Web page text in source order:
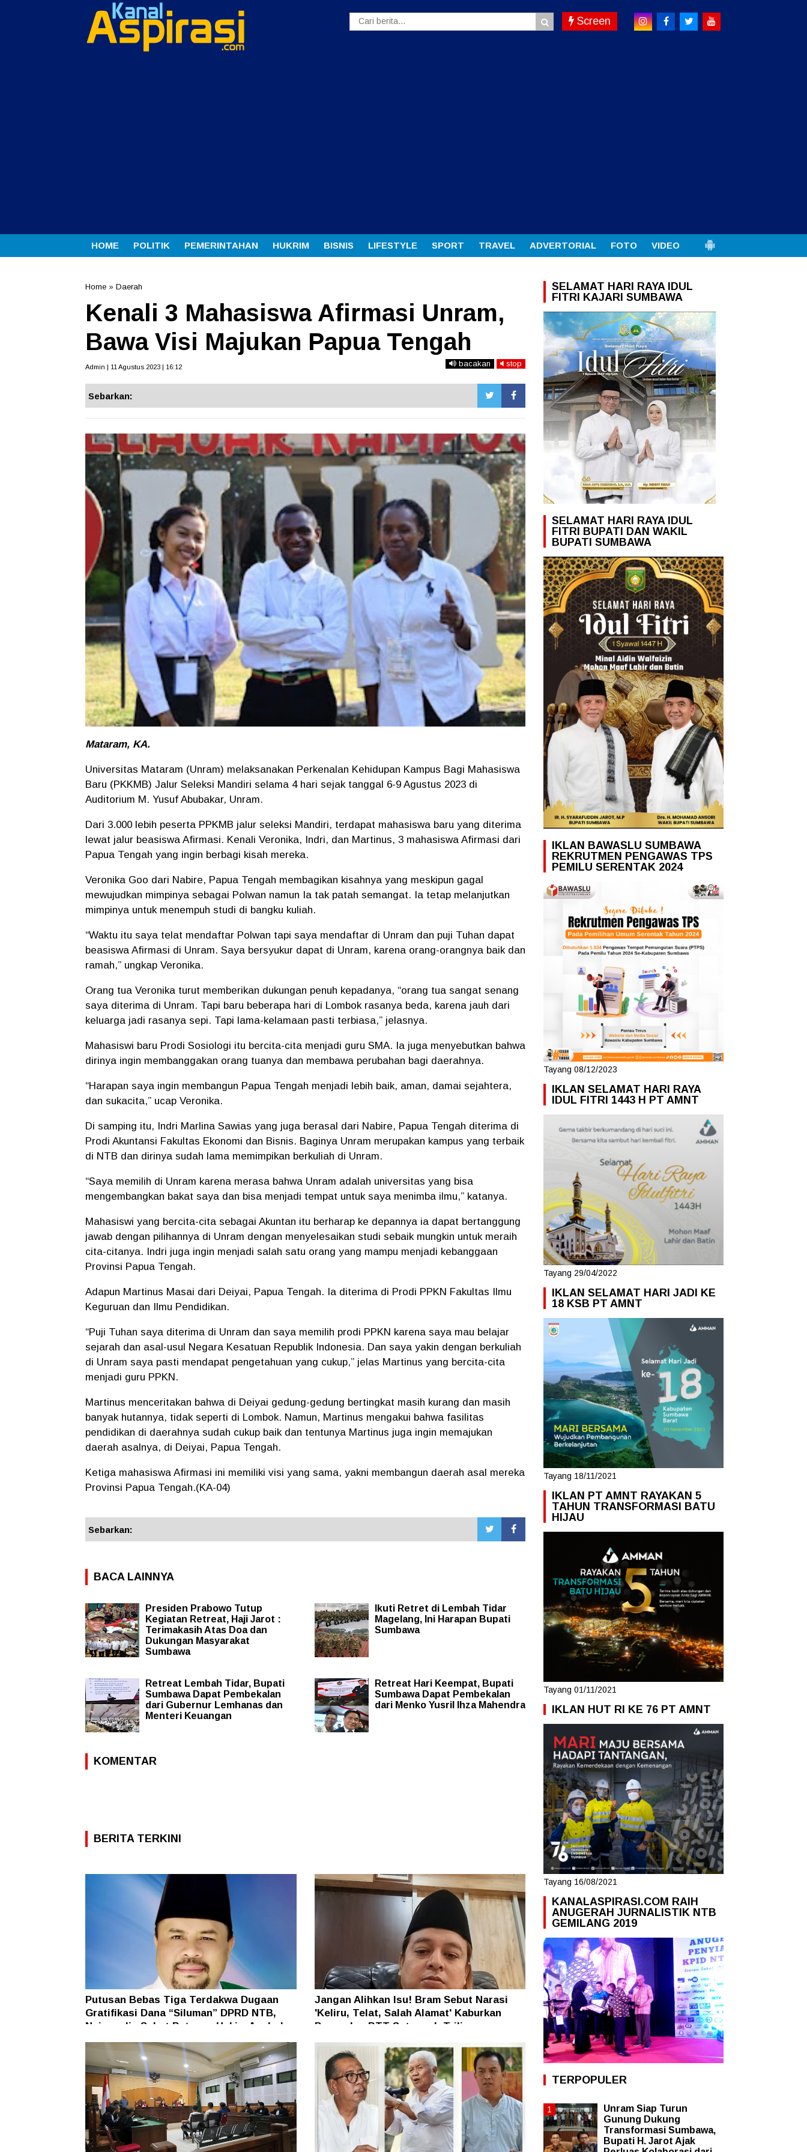
Screen
HOME POLITIK PEMERINTAHAN HUKRIM BISNIS LIFESTYLE SPORT TRAVEL ADVERTORIAL FOTO VIDEO
Home » Daerah
Kenali 3 Mahasiswa Afirmasi Unram,
Bawa Visi Majukan Papua Tengah
Admin | 11 Agustus 2023 | 16:12 bacakan stop
Sebarkan:
Mataram, KA.
Universitas Mataram (Unram) melaksanakan Perkenalan Kehidupan Kampus Bagi Mahasiswa
Baru (PKKMB) Jalur Seleksi Mandiri selama 4 hari sejak tanggal 6-9 Agustus 2023 di
Auditorium M. Yusuf Abubakar, Unram.
Dari 3.000 lebih peserta PPKMB jalur seleksi Mandiri, terdapat mahasiswa baru yang diterima
lewat jalur beasiswa Afirmasi. Kenali Veronika, Indri, dan Martinus, 3 mahasiswa Afirmasi dari
Papua Tengah yang ingin berbagi kisah mereka.
Veronika Goo dari Nabire, Papua Tengah membagikan kisahnya yang meskipun gagal
mewujudkan mimpinya sebagai Polwan namun Ia tak patah semangat. Ia tetap melanjutkan
mimpinya untuk menempuh studi di bangku kuliah.
“Waktu itu saya telat mendaftar Polwan tapi saya mendaftar di Unram dan puji Tuhan dapat
beasiswa Afirmasi di Unram. Saya bersyukur dapat di Unram, karena orang-orangnya baik dan
ramah,” ungkap Veronika.
Orang tua Veronika turut memberikan dukungan penuh kepadanya, “orang tua sangat senang
saya diterima di Unram. Tapi baru beberapa hari di Lombok rasanya beda, karena jauh dari
keluarga jadi rasanya sepi. Tapi lama-kelamaan pasti terbiasa,” jelasnya.
Mahasiswi baru Prodi Sosiologi itu bercita-cita menjadi guru SMA. Ia juga menyebutkan bahwa
dirinya ingin membanggakan orang tuanya dan membawa perubahan bagi daerahnya.
“Harapan saya ingin membangun Papua Tengah menjadi lebih baik, aman, damai sejahtera,
dan sukacita,” ucap Veronika.
Di samping itu, Indri Marlina Sawias yang juga berasal dari Nabire, Papua Tengah diterima di
Prodi Akuntansi Fakultas Ekonomi dan Bisnis. Baginya Unram merupakan kampus yang terbaik
di NTB dan dirinya sudah lama memimpikan berkuliah di Unram.
“Saya memilih di Unram karena merasa bahwa Unram adalah universitas yang bisa
mengembangkan bakat saya dan bisa menjadi tempat untuk saya menimba ilmu,” katanya.
Mahasiswi yang bercita-cita sebagai Akuntan itu berharap ke depannya ia dapat bertanggung
jawab dengan pilihannya di Unram dengan menyelesaikan studi sebaik mungkin untuk meraih
cita-citanya. Indri juga ingin menjadi salah satu orang yang mampu menjadi kebanggaan
Provinsi Papua Tengah.
Adapun Martinus Masai dari Deiyai, Papua Tengah. Ia diterima di Prodi PPKN Fakultas Ilmu
Keguruan dan Ilmu Pendidikan.
“Puji Tuhan saya diterima di Unram dan saya memilih prodi PPKN karena saya mau belajar
sejarah dan asal-usul Negara Kesatuan Republik Indonesia. Dan saya yakin dengan berkuliah
di Unram saya pasti mendapat pengetahuan yang cukup,” jelas Martinus yang bercita-cita
menjadi guru PPKN.
Martinus menceritakan bahwa di Deiyai gedung-gedung bertingkat masih kurang dan masih
banyak hutannya, tidak seperti di Lombok. Namun, Martinus mengakui bahwa fasilitas
pendidikan di daerahnya sudah cukup baik dan tentunya Martinus juga ingin memajukan
daerah asalnya, di Deiyai, Papua Tengah.
Ketiga mahasiswa Afirmasi ini memiliki visi yang sama, yakni membangun daerah asal mereka
Provinsi Papua Tengah.(KA-04)
Sebarkan:
BACA LAINNYA
Presiden Prabowo Tutup
Kegiatan Retreat, Haji Jarot :
Terimakasih Atas Doa dan
Dukungan Masyarakat
Sumbawa
Ikuti Retret di Lembah Tidar
Magelang, Ini Harapan Bupati
Sumbawa
Retreat Lembah Tidar, Bupati
Sumbawa Dapat Pembekalan
dari Gubernur Lemhanas dan
Menteri Keuangan
Retreat Hari Keempat, Bupati
Sumbawa Dapat Pembekalan
dari Menko Yusril Ihza Mahendra
KOMENTAR
BERITA TERKINI
Putusan Bebas Tiga Terdakwa Dugaan
Gratifikasi Dana “Siluman” DPRD NTB,
Najamudin Sebut Putusan Hakim Aneh dan
Ganjil
Jangan Alihkan Isu! Bram Sebut Narasi
'Keliru, Telat, Salah Alamat' Kaburkan
Persoalan BTT Setengah Triliun
SELAMAT HARI RAYA IDUL
FITRI KAJARI SUMBAWA
SELAMAT HARI RAYA IDUL
FITRI BUPATI DAN WAKIL
BUPATI SUMBAWA
IKLAN BAWASLU SUMBAWA
REKRUTMEN PENGAWAS TPS
PEMILU SERENTAK 2024
Tayang 08/12/2023
IKLAN SELAMAT HARI RAYA
IDUL FITRI 1443 H PT AMNT
Tayang 29/04/2022
IKLAN SELAMAT HARI JADI KE
18 KSB PT AMNT
Tayang 18/11/2021
IKLAN PT AMNT RAYAKAN 5
TAHUN TRANSFORMASI BATU
HIJAU
Tayang 01/11/2021
IKLAN HUT RI KE 76 PT AMNT
Tayang 16/08/2021
KANALASPIRASI.COM RAIH
ANUGERAH JURNALISTIK NTB
GEMILANG 2019
TERPOPULER
Unram Siap Turun
Gunung Dukung
Transformasi Sumbawa,
Bupati H. Jarot Ajak